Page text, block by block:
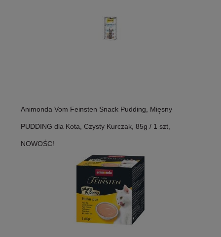
Animonda Vom Feinsten Snack Pudding, Mięsny
PUDDING dla Kota, Czysty Kurczak, 85g / 1 szt,
NOWOŚC!